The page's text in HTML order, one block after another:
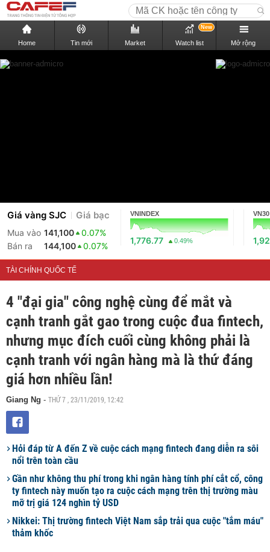
Home Tin mới Market Watch list
New
Mở rộng
Giá vàng SJC Giá bạc
Mua vào 141,100
0.07%
Bán ra
144,100 0.07%
VNINDEX
1,776.77 0.49%
VN30
TÀI CHÍNH QUỐC TẾ
4 "đại gia" công nghệ cùng để mắt và
cạnh tranh gắt gao trong cuộc đua fintech,
nhưng mục đích cuối cùng không phải là
cạnh tranh với ngân hàng mà là thứ đáng
giá hơn nhiều lần!
Giang Ng - THỨ 7 , 23/11/2019, 12:42
Hỏi đáp từ A đến Z về cuộc cách mạng fintech đang diễn ra sôi
nổi trên toàn cầu
Gần như không thu phí trong khi ngân hàng tính phí cắt cổ, công
ty fintech này muốn tạo ra cuộc cách mạng trên thị trường màu
mỡ trị giá 124 nghìn tỷ USD
Nikkei: Thị trường fintech Việt Nam sắp trải qua cuộc "tắm máu"
thảm khốc